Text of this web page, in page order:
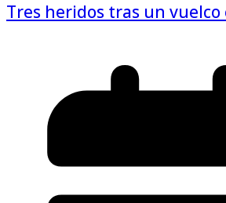
Tres heridos tras un